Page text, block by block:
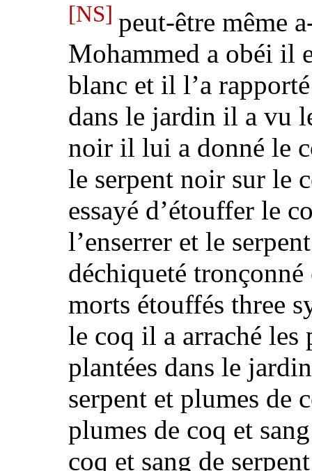
[NS] peut-être même
Mohammed a obéi il
blanc et il l’a
dans le jardin il a vu
noir il lui a donné le
le serpent noir sur le
essayé d’étouffer le
l’enserrer et le
déchiqueté tronçonné
morts étouffés three
le coq il a arraché les
plantées dans le
serpent et plumes de
plumes de coq et
coq et sang de